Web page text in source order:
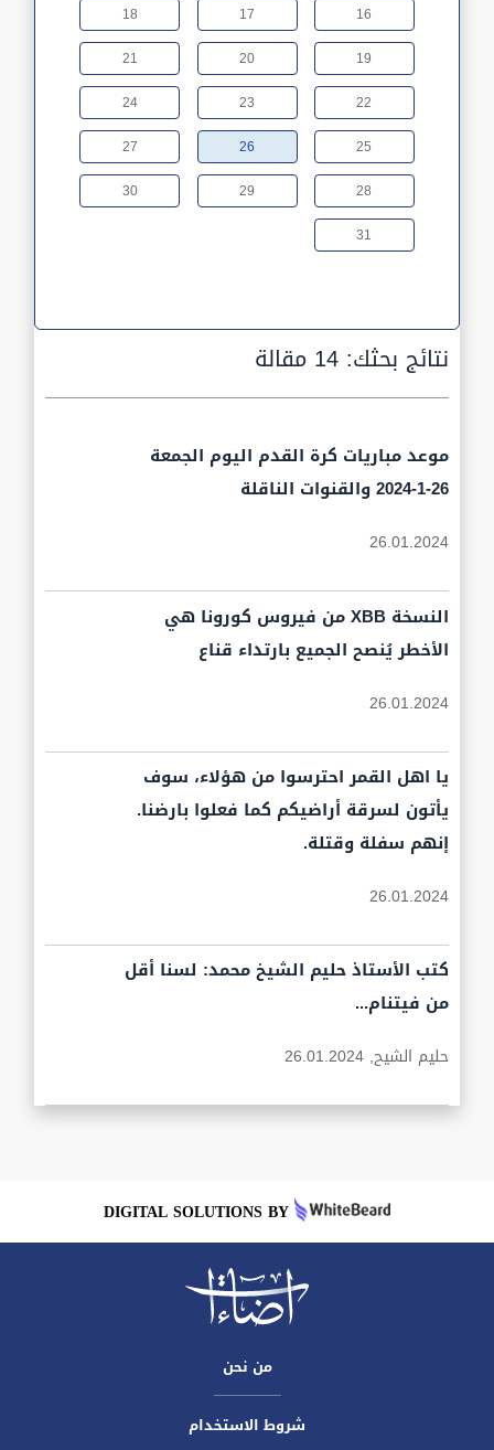
16
17
18
19
20
21
22
23
24
25
26
27
28
29
30
31
نتائج بحثك:14 مقالة
موعد مباريات كرة القدم اليوم الجمعة
26-1-2024 والقنوات الناقلة
26.01.2024
النسخة XBB من فيروس كورونا هي
الأخطر يُنصح الجميع بارتداء قناع
26.01.2024
يا اهل القمر احترسوا من هؤلاء، سوف
يأتون لسرقة أراضيكم كما فعلوا بارضنا.
إنهم سفلة وقتلة.
26.01.2024
كتب الأستاذ حليم الشيخ محمد: لسنا أقل
من فيتنام...
حليم الشيح,26.01.2024
DIGITAL SOLUTIONS BY
من نحن
شروط الاستخدام